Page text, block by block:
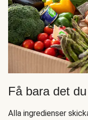
Få bara det
Alla ingredienser